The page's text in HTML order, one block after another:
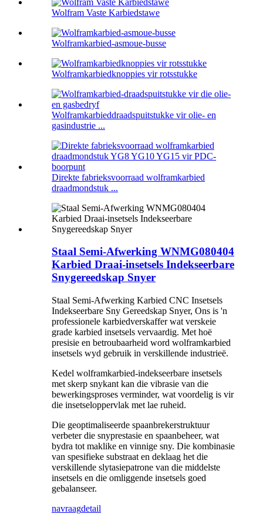
Wolfram Vaste Karbiedstawe
Wolframkarbied-asmoue-busse
Wolframkarbiedknoppies vir rotsstukke
Wolframkarbieddraadspuitstukke vir olie- en
gasindustrie ...
Direkte fabrieksvoorraad wolframkarbied
draadmondstuk ...
Staal Semi-Afwerking WNMG080404
Karbied Draai-insetsels Indekseerbare
Snygereedskap Snyer
Staal Semi-Afwerking Karbied CNC Insetsels
Indekseerbare Sny Gereedskap Snyer, Ons is 'n
professionele karbiedverskaffer wat verskeie
grade karbied insetsels vervaardig. Met hoë
presisie en betroubaarheid word wolframkarbied
insetsels wyd gebruik in verskillende industrieë.
Kedel wolframkarbied-indekseerbare insetsels
met skerp snykant kan die vibrasie van die
bewerkingsproses verminder, wat voordelig is vir
die insetseloppervlak met lae ruheid.
Die geoptimaliseerde spaanbrekerstruktuur
verbeter die snyprestasie en spaanbeheer, wat
bydra tot maklike en vinnige sny. Die kombinasie
van spesifieke substraat en deklaag het die
verskillende slytasiepatrone van die middelste
insetsels en die omliggende insetsels goed
gebalanseer.
navraagdetail